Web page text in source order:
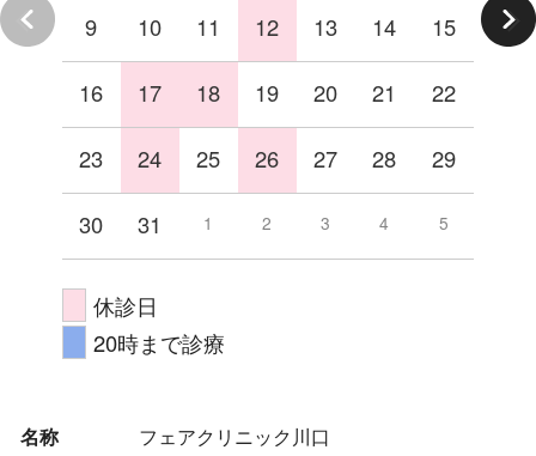
9 10 11 12 13 14 15
16 17 18 19 20 21 22
23 24 25 26 27 28 29
30 31 1 2 3 4 5
休診日
20時まで診療
名称 フェアクリニック川口